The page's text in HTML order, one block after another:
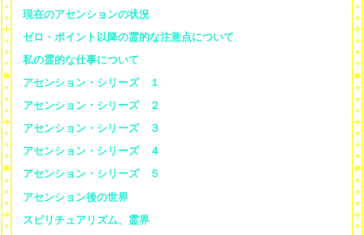
現在のアセンションの状況
ゼロ・ポイント以降の霊的な注意点について
私の霊的な仕事について
アセンション・シリーズ １
アセンション・シリーズ ２
アセンション・シリーズ ３
アセンション・シリーズ ４
アセンション・シリーズ ５
アセンション後の世界
スピリチュアリズム、霊界